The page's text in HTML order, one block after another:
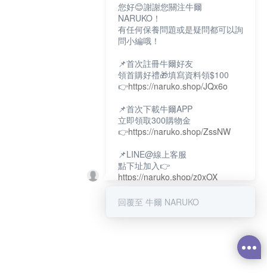
您好😊謝謝您關注牛爾
NARUKO！
有任何保養問題或是疑問都可以詢
問小編哦！
📌首次註冊牛爾好友
領首購好禮🎁填寫資料領$100
👉https://naruko.shop/JQx6o
📌首次下載牛爾APP
立即領取300購物金
👉https://naruko.shop/ZssNW
📌LINE@線上客服
點下址加入👉
https://naruko.shop/z0xOX
📌電話客服：02-26581707
回覆至 牛爾 NARUKO